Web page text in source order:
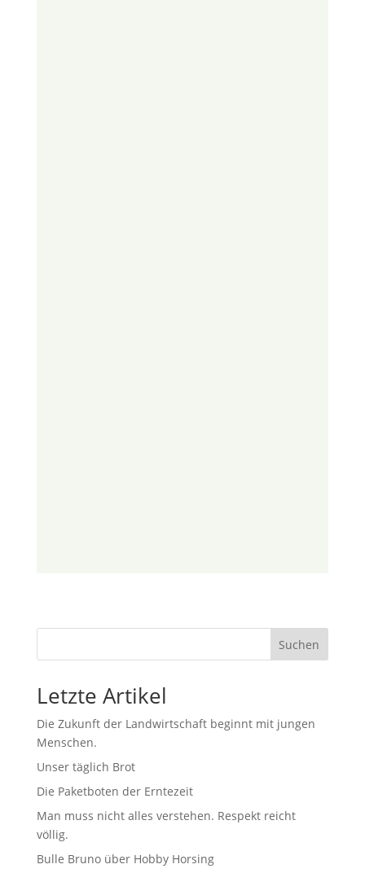
Suchen
Letzte Artikel
Die Zukunft der Landwirtschaft beginnt mit jungen
Menschen.
Unser täglich Brot
Die Paketboten der Erntezeit
Man muss nicht alles verstehen. Respekt reicht
völlig.
Bulle Bruno über Hobby Horsing